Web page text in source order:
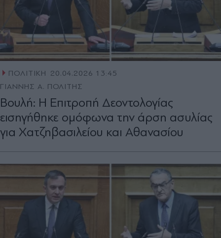
ΠΟΛΙΤΙΚΗ
20.04.2026 13:45
ΓΙΑΝΝΗΣ Α. ΠΟΛΙΤΗΣ
Βουλή: H Επιτροπή Δεοντολογίας
εισηγήθηκε ομόφωνα την άρση ασυλίας
για Χατζηβασιλείου και Αθανασίου